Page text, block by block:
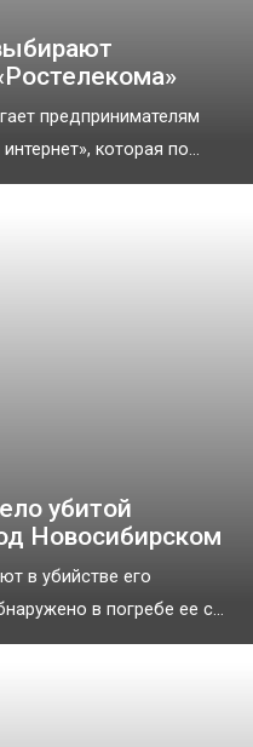
предпринимателям
которая по...
убитой
Новосибирском
в убийстве его
в погребе ее с...